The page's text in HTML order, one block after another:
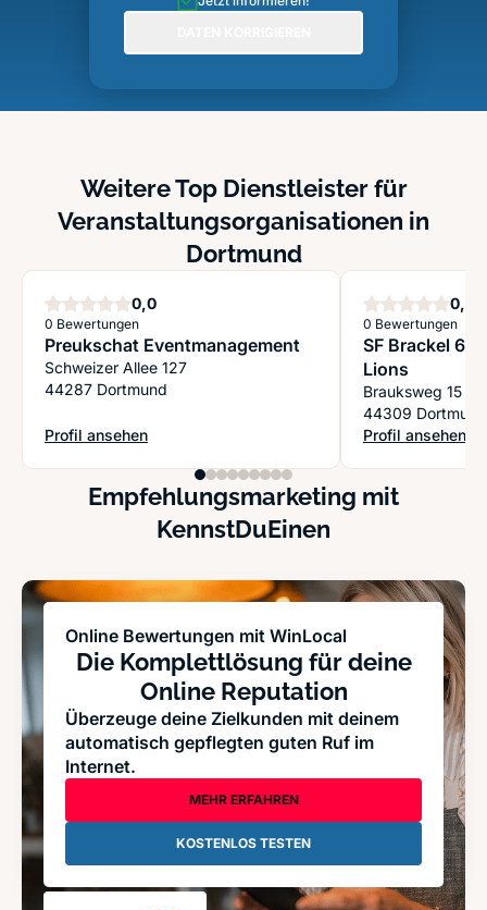
Weitere Top Dienstleister für
Veranstaltungsorganisationen in
Dortmund
0,0Sterne
0 Bewertungen
Preukschat Eventmanagement
Schweizer Allee 127
44287 Dortmund
Profil ansehen
: Preukschat Eventmanagement
0,0
0 Bewertungen
SF Brackel 61
Lions
Brauksweg 15
44309 Dortmund
Profil ansehen
: SF Brackel 61 -
Empfehlungsmarketing mit
KennstDuEinen
Online Bewertungen mit WinLocal
Die Komplettlösung für deine
Online Reputation
Überzeuge deine Zielkunden mit deinem
automatisch gepflegten guten Ruf im
Internet.
MEHR ERFAHREN
KOSTENLOS TESTEN